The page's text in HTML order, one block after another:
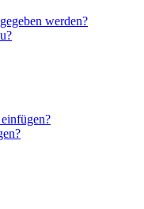
werden?